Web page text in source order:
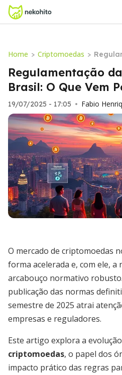
Home > Criptomoedas >
Brasil:
Regulamentação
Brasil: O Que Vem
19/07/2025 - 17:05 • Fabio
O mercado de criptomoedas
forma acelerada e, com ele, a
arcabouço normativo
publicação das normas
semestre de 2025 atrai
empresas e reguladores.
Este artigo explora a
criptomoedas, o papel dos
impacto prático das regras